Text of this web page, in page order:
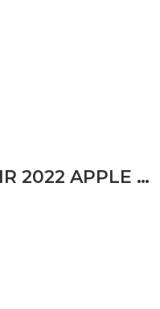
LAPTOP MACBOOK AIR 2022 APPLE M2 16GB 256SSD 13.6″